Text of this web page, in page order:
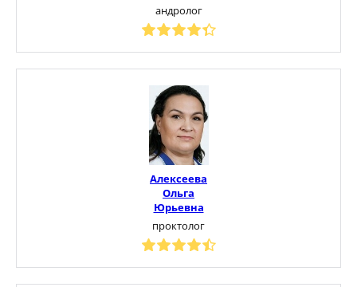
андролог
Алексеева
Ольга
Юрьевна
проктолог